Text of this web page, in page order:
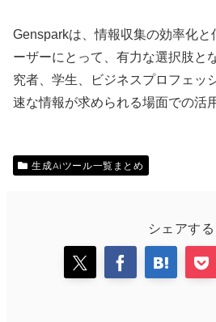
Gensparkは、情報収集の効率化と
ーザーにとって、有力な選択肢と
究者、学生、ビジネスプロフェッ
速な情報が求められる場面での活
生成Aiツール一覧まとめ
シェアする